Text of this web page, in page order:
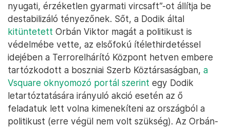
nyugati, érzéketlen gyarmati vircsaft”-ot állítja be
destabilizáló tényezőnek. Sőt, a Dodik által
kitüntetett Orbán Viktor magát a politikust is
védelmébe vette, az elsőfokú ítélethirdetéssel
idejében a Terrorelhárító Központ hetven embere
tartózkodott a boszniai Szerb Köztársaságban, a
Vsquare oknyomozó portál szerint egy Dodik
letartóztatására irányuló akció esetén az ő
feladatuk lett volna kimenekíteni az országból a
politikust (erre végül nem volt szükség). Az Orbán-